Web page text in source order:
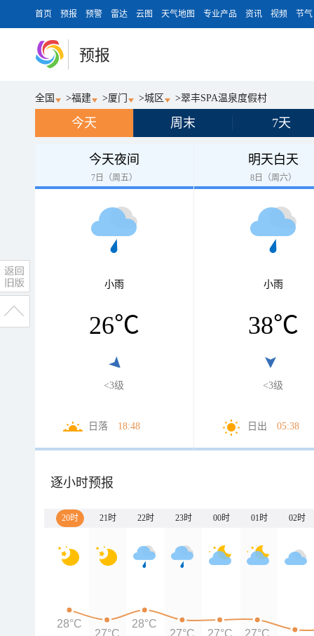
首页 预报 预警 雷达 云图 天气地图 专业产品 资讯 视频 节气
预报
全国 >福建 >厦门 >城区 >翠丰SPA温泉度假村
今天 周末 7天
今天夜间
7日（周五）
小雨
26℃
<3级
日落 18:48
明天白天
8日（周六）
小雨
38℃
<3级
日出 05:38
逐小时预报
20时 21时 22时 23时 00时 01时 02时
28°C
28°C